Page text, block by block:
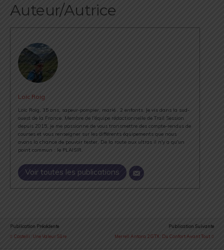
Auteur/Autrice
Loïc Roig
Loïc Roig, 35 ans, sapeur-pompier, marié , 2 enfants. Je vis dans la sud-
ouest de la France. Membre de l'équipe rédactionnelle de Trail Session
depuis 2015, je me passionne de vous transmettre des compte-rendus de
courses et vous renseigner sur les différents équipements que nous
avons la chance de pouvoir tester. De la route aux ultras il n'y a qu'un
point commun : le PLAISIR.
Voir toutes les publications
Publication Précédente
Castelli : Une Valeur Sûre
Publication Suivante
Merrell Antora 2 GTX : Du Confort Avant Tout